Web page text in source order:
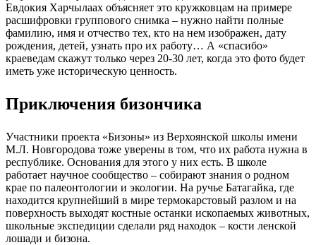
Евдокия Харчылаах объясняет это кружковцам на примере
расшифровки группового снимка – нужно найти полные
фамилию, имя и отчество тех, кто на нем изображен, дату
рождения, детей, узнать про их работу… А «спасибо»
краеведам скажут только через 20-30 лет, когда это фото будет
иметь уже историческую ценность.
Приключения бизончика
Участники проекта «Бизоны» из Верхоянской школы имени
М.Л. Новгородова тоже уверены в том, что их работа нужна в
республике. Основания для этого у них есть. В школе
работает научное сообщество – собирают знания о родном
крае по палеонтологии и экологии. На ручье Батагайка, где
находится крупнейший в мире термокарстовый разлом и на
поверхность выходят костные останки ископаемых животных,
школьные экспедиции сделали ряд находок – кости ленской
лошади и бизона.